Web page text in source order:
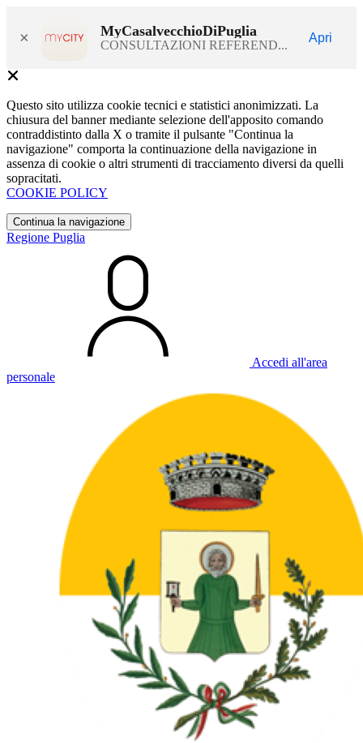
× MyCasalvecchioDiPuglia
CONSULTAZIONI REFEREND...
Apri
Questo sito utilizza cookie tecnici e statistici anonimizzati. La
chiusura del banner mediante selezione dell'apposito comando
contraddistinto dalla X o tramite il pulsante "Continua la
navigazione" comporta la continuazione della navigazione in
assenza di cookie o altri strumenti di tracciamento diversi da quelli
sopracitati.
COOKIE POLICY
Continua la navigazione
Regione Puglia
Accedi all'area
personale